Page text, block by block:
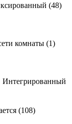
(48)
комнаты (1)
Интегрированный
(108)